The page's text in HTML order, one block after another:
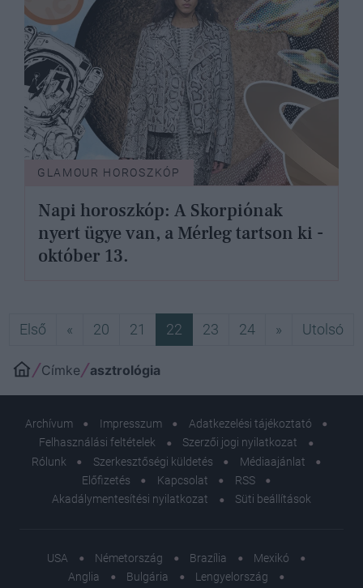
GLAMOUR HOROSZKÓP
Napi horoszkóp: A Skorpiónak
nyert ügye van, a Mérleg tartson ki -
október 13.
Első Első
« Előző
20 21 22 23 24 » Következő
Utolsó
Címke asztrológia
Archívum Impresszum
Adatkezelési tájékoztató
Felhasználási feltételek
Szerzői jogi nyilatkozat
Rólunk
Szerkesztőségi küldetés
Médiaajánlat
Előfizetés
Kapcsolat
RSS
Akadálymentesítési nyilatkozat
Süti beállítások
USA Németország Brazília
Mexikó
Anglia
Bulgária
Lengyelország